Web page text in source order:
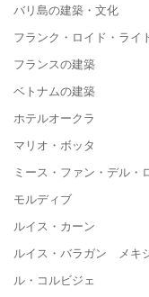
バリ島の建築・文化
フランク・ロイド・ライ
フランスの建築
ベトナムの建築
ホテルオークラ
マリオ・ボッタ
ミース・ファン・デル
モルディブ
ルイス・カーン
ルイス・バラガン メキ
ル・コルビジェ